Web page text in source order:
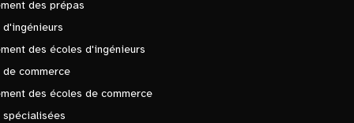
des prépas
d'ingénieurs
des écoles d'ingénieurs
de commerce
des écoles de commerce
spécialisées